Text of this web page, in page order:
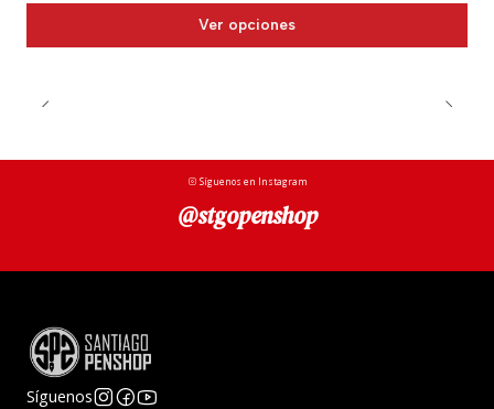
Ver opciones
Síguenos en Instagram
@stgopenshop
Síguenos